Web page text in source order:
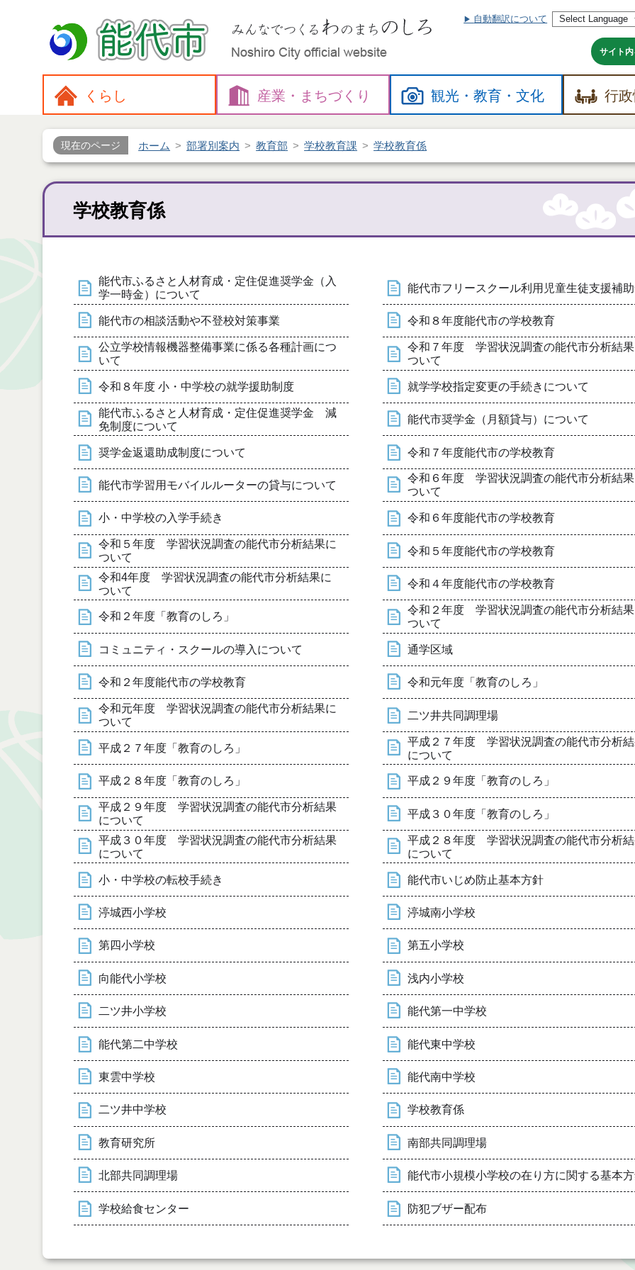
自動翻訳について
サイト
くらし 産業・ まちづくり 観光・教育・文化 行
現在のページ ホーム 部署別案内 教育部 学校教育課 学校教育係
学校教育係
能代市ふるさと人材育成・定住促進奨学金（入
学一時金）について
能代市フリースクール利用児童生徒支援補
能代市の相談活動や不登校対策事業 令和８年度能代市の学校教育
公立学校情報機器整備事業に係る各種計画につ
いて
令和７年度 学習状況調査の能代市分析結
ついて
令和８年度 小・中学校の就学援助制度 就学学校指定変更の手続きについて
能代市ふるさと人材育成・定住促進奨学金 減
免制度について
能代市奨学金（月額貸与）について
奨学金返還助成制度について 令和７年度能代市の学校教育
能代市学習用モバイルルーターの貸与について
令和６年度 学習状況調査の能代市分析結
ついて
小・中学校の入学手続き 令和６年度能代市の学校教育
令和５年度 学習状況調査の能代市分析結果に
ついて
令和５年度能代市の学校教育
令和4年度 学習状況調査の能代市分析結果に
ついて
令和４年度能代市の学校教育
令和２年度「教育のしろ」
令和２年度 学習状況調査の能代市分析結
ついて
コミュニティ・スクールの導入について 通学区域
令和２年度能代市の学校教育 令和元年度「教育のしろ」
令和元年度 学習状況調査の能代市分析結果に
ついて
二ツ井共同調理場
平成２７年度「教育のしろ」
平成２７年度 学習状況調査の能代市分析
について
平成２８年度「教育のしろ」 平成２９年度「教育のしろ」
平成２９年度 学習状況調査の能代市分析結果
について
平成３０年度「教育のしろ」
平成３０年度 学習状況調査の能代市分析結果
について
平成２８年度 学習状況調査の能代市分析
について
小・中学校の転校手続き 能代市いじめ防止基本方針
渟城西小学校 渟城南小学校
第四小学校 第五小学校
向能代小学校 浅内小学校
二ツ井小学校 能代第一中学校
能代第二中学校 能代東中学校
東雲中学校 能代南中学校
二ツ井中学校 学校教育係
教育研究所 南部共同調理場
北部共同調理場 能代市小規模小学校の在り方に関する基本
学校給食センター 防犯ブザー配布